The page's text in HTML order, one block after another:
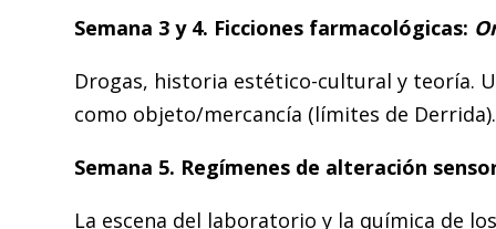
Semana 3 y 4. Ficciones farmacológicas:
Drogas, historia estético-cultural y teoría.
como objeto/mercancía (límites de
Semana 5. Regímenes de alteración
La escena del laboratorio y la química de